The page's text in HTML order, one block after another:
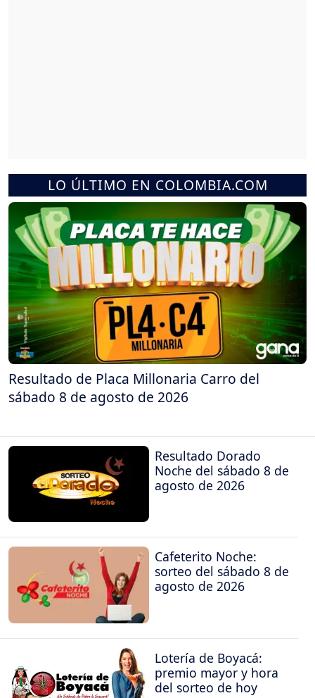
LO ÚLTIMO EN COLOMBIA.COM
Resultado de Placa Millonaria Carro del
sábado 8 de agosto de 2026
Resultado Dorado
Noche del sábado 8 de
agosto de 2026
Cafeterito Noche:
sorteo del sábado 8 de
agosto de 2026
Lotería de Boyacá:
premio mayor y hora
del sorteo de hoy